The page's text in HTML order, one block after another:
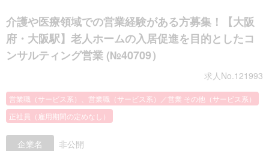
介護や医療領域での営業経験がある方募集！【大阪
府・大阪駅】老人ホームの入居促進を目的としたコ
ンサルティング営業 (№40709）
求人No.121993
営業職（サービス系）、営業職（サービス系）／営業 その他（サービス系）
正社員（雇用期間の定めなし）
企業名 非公開